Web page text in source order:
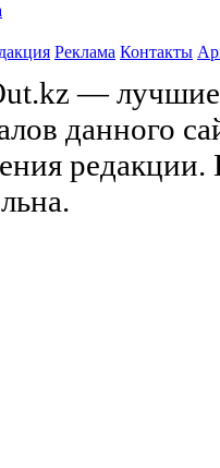
Реклама Контакты
— лучшие
данного